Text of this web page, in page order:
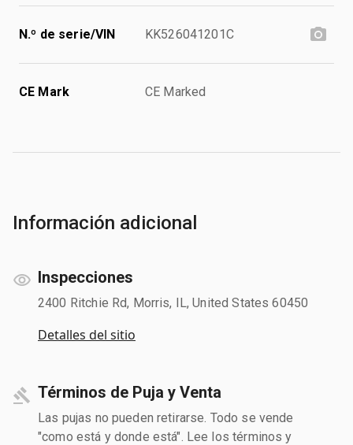
N.º de serie/VIN KK526041201C
CE Mark CE Marked
Información adicional
Inspecciones
2400 Ritchie Rd, Morris, IL, United States 60450
Detalles del sitio
Términos de Puja y Venta
Las pujas no pueden retirarse. Todo se vende
"como está y donde está". Lee los términos y